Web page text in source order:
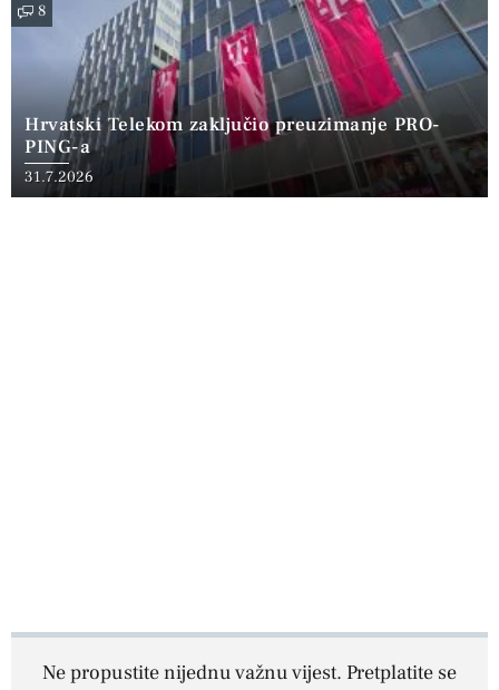
8
Hrvatski Telekom zaključio preuzimanje PRO-
PING-a
31.7.2026
Ne propustite nijednu važnu vijest. Pretplatite se